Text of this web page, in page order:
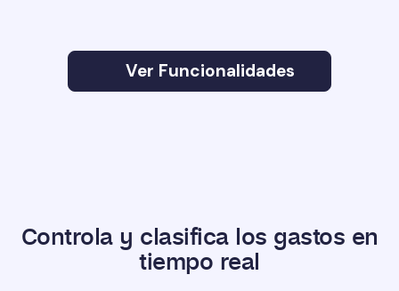
Ver Funcionalidades
Controla y clasifica los gastos en
tiempo real